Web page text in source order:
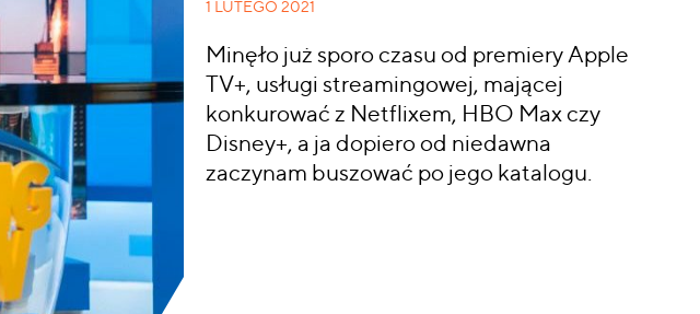
1 LUTEGO 2021
Minęło już sporo czasu od premiery Apple
TV+, usługi streamingowej, mającej
konkurować z Netflixem, HBO Max czy
Disney+, a ja dopiero od niedawna
zaczynam buszować po jego katalogu.